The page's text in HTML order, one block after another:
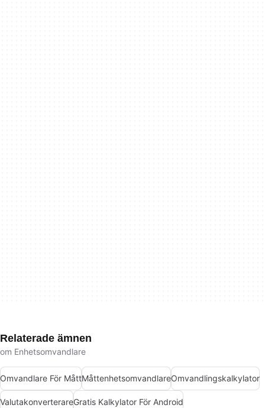
Relaterade ämnen
om Enhetsomvandlare
Omvandlare För MåttMåttenhetsomvandlareOmvandlingskalkylator
ValutakonverterareGratis Kalkylator För Android